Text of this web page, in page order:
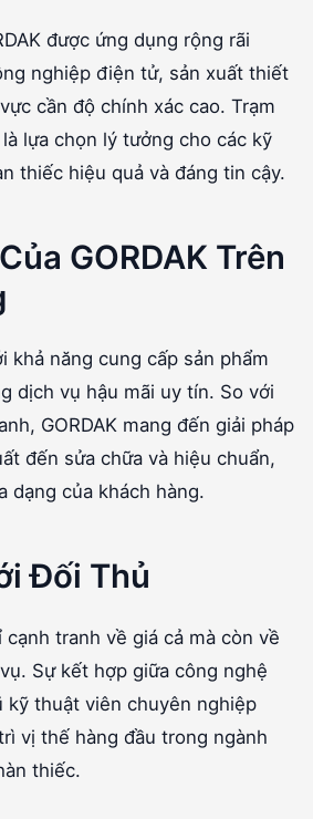
được ứng dụng rộng rãi
nghiệp điện tử, sản xuất thiết
cần độ chính xác cao. Trạm
là lựa chọn lý tưởng cho các kỹ
thiếc hiệu quả và đáng tin cậy.
GORDAK Trên
khả năng cung cấp sản phẩm
dịch vụ hậu mãi uy tín. So với
GORDAK mang đến giải pháp
đến sửa chữa và hiệu chuẩn,
dạng của khách hàng.
Đối Thủ
cạnh tranh về giá cả mà còn về
Sự kết hợp giữa công nghệ
kỹ thuật viên chuyên nghiệp
vị thế hàng đầu trong ngành
thiếc.